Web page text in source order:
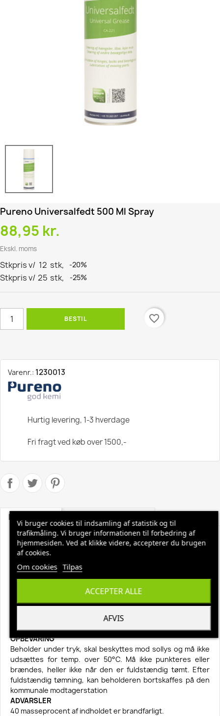
Pureno Universalfedt 500 Ml Spray
88,95 kr.
Ekskl. moms
Stkpris v/ 12 stk, -20%
Stkpris v/ 25 stk, -25%
BESTIL favorite_border
Varenr.: 1230013
Hurtig levering, 1-3 hverdage
Fri fragt ved køb over 1500,-
Beskrivelse
Pureno Universalfedt 500 ml spray
FREMSTILLET TIL
Smøring af hængsler, låse, lejer og alle bevægelige dele,
hvor der kræves et smøremiddel, som ikke drypper af.
BRUGSANVISNING OG DOSERING
Omryst dåsen og spray direkte på emnet.
FORDELE
Produktet har en kraftig vedhæftningsevne og virker
stærkt vandafvisende, rustbeskyttende og smørende.
OPBEVARING
Beholder under tryk, skal beskyttes mod sollys og må ikke
udsættes for temp. over 50°C. Må ikke punkteres eller
brændes, heller ikke når den er fuldstændig tømt. Efter
fuldstændig tømning, kan beholderen bortskaffes på den
kommunale modtagerstation
ADVARSLER
40 masseprocent af indholdet er brandfarligt.
Vi bruger cookies til indsamling af statistik og til
trafikmåling. Vi bruger informationen til forbedring af
hjemmesiden. Ved at klikke videre, accepterer du brugen
af cookies.
Om cookies Tilpas
AFVIS
ACCEPTER ALLE